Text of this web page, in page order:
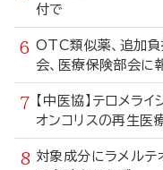
付で
OTC類似薬、追加
会、医療保険部会に
【中医協】テロメラ
オンコリスの再生医
対象成分にラメル